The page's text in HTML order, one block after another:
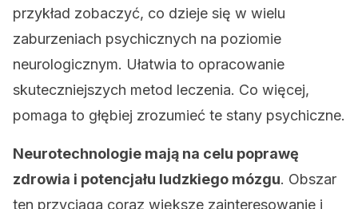
przykład zobaczyć, co dzieje się w wielu
zaburzeniach psychicznych na poziomie
neurologicznym. Ułatwia to opracowanie
skuteczniejszych metod leczenia. Co więcej,
pomaga to głębiej zrozumieć te stany psychiczne.
Neurotechnologie mają na celu poprawę
zdrowia i potencjału ludzkiego mózgu. Obszar
ten przyciąga coraz większe zainteresowanie i